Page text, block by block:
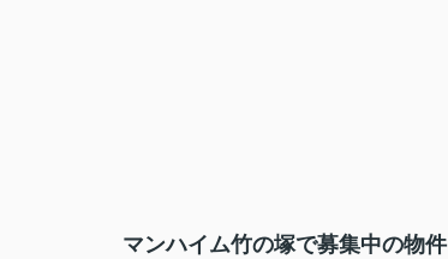
マンハイム竹の塚で募集中の物件